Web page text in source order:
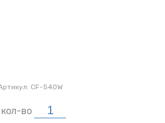
CF-540W
кол-во